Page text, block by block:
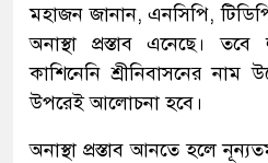
মহাজন জানান, এনসিপি,
অনাস্থা প্রস্তাব এনেছে।
কাশিনেনি শ্রীনিবাসনের নাম
উপরেই আলোচনা হবে।
অনাস্থা প্রস্তাব আনতে হলে